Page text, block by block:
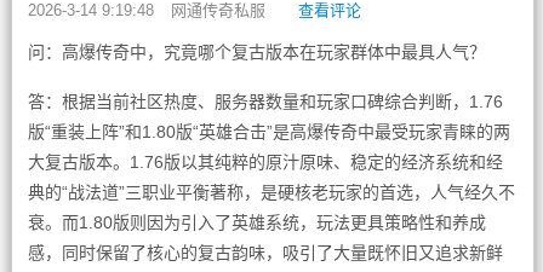
2026-3-14 9:19:48 网通传奇私服 查看评论
问：高爆传奇中，究竟哪个复古版本在玩家群体中最具人气？
答：根据当前社区热度、服务器数量和玩家口碑综合判断，1.76
版“重装上阵”和1.80版“英雄合击”是高爆传奇中最受玩家青睐的两
大复古版本。1.76版以其纯粹的原汁原味、稳定的经济系统和经
典的“战法道”三职业平衡著称，是硬核老玩家的首选，人气经久不
衰。而1.80版则因为引入了英雄系统，玩法更具策略性和养成
感，同时保留了核心的复古韵味，吸引了大量既怀旧又追求新鲜